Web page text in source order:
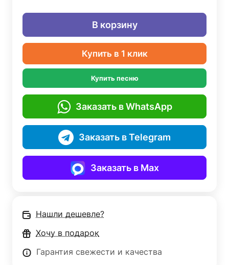
В корзину
Купить в 1 клик
Купить песню
Заказать в WhatsApp
Заказать в Telegram
Заказать в Max
Нашли дешевле?
Хочу в подарок
Гарантия свежести и качества